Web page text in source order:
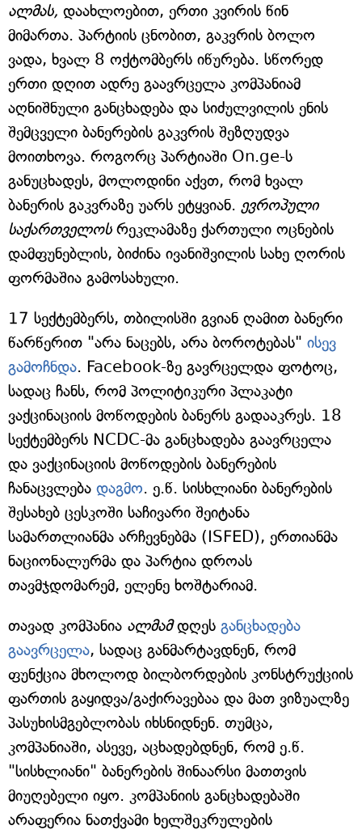
ალმას, დაახლოებით, ერთი კვირის წინ
მიმართა. პარტიის ცნობით, გაკვრის ბოლო
ვადა, ხვალ 8 ოქტომბერს იწურება. სწორედ
ერთი დღით ადრე გაავრცელა კომპანიამ
აღნიშნული განცხადება და სიძულვილის ენის
შემცველი ბანერების გაკვრის შეზღუდვა
მოითხოვა. როგორც პარტიაში On.ge-ს
განუცხადეს, მოლოდინი აქვთ, რომ ხვალ
ბანერის გაკვრაზე უარს ეტყვიან. ევროპული
საქართველოსრეკლამაზე ქართული ოცნების
დამფუნებლის, ბიძინა ივანიშვილის სახე ღორის
ფორმაშია გამოსახული.
17 სექტემბერს, თბილისში გვიან ღამით ბანერი
წარწერით "არა ნაცებს, არა ბოროტებას" ისევ
გამოჩნდა. Facebook-ზე გავრცელდა ფოტოც,
სადაც ჩანს, რომ პოლიტიკური პლაკატი
ვაქცინაციის მოწოდების ბანერს გადააკრეს. 18
სექტემბერს NCDC-მა განცხადება გაავრცელა
და ვაქცინაციის მოწოდების ბანერების
ჩანაცვლება დაგმო. ე.წ. სისხლიანი ბანერების
შესახებ ცესკოში საჩივარი შეიტანა
სამართლიანმა არჩევნებმა (ISFED), ერთიანმა
ნაციონალურმა და პარტია დროას
თავმჯდომარემ, ელენე ხოშტარიამ.
თავად კომპანია ალმამდღეს განცხადება
გაავრცელა, სადაც განმარტავდნენ, რომ
ფუნქცია მხოლოდ ბილბორდების კონსტრუქციის
ფართის გაყიდვა/გაქირავებაა და მათ ვიზუალზე
პასუხისმგებლობას იხსნიდნენ. თუმცა,
კომპანიაში, ასევე, აცხადებდნენ, რომ ე.წ.
"სისხლიანი" ბანერების შინაარსი მათთვის
მიუღებელი იყო. კომპანიის განცხადებაში
არაფერია ნათქვამი ხელშეკრულების